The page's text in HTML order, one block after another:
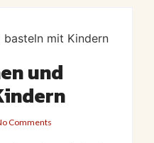
und
Comments